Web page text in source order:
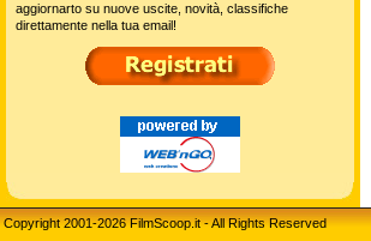
aggiornarto su nuove uscite, novità, classifiche
direttamente nella tua email!
Copyright 2001-2026 FilmScoop.it - All Rights Reserved